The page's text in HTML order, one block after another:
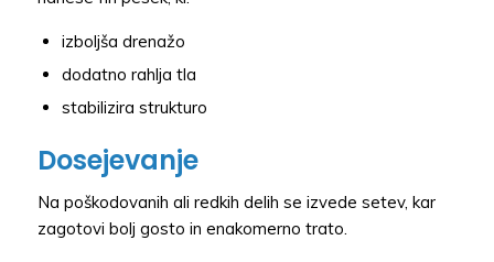
izboljša drenažo
dodatno rahlja tla
stabilizira strukturo
Dosejevanje
Na poškodovanih ali redkih delih se izvede setev, kar
zagotovi bolj gosto in enakomerno trato.